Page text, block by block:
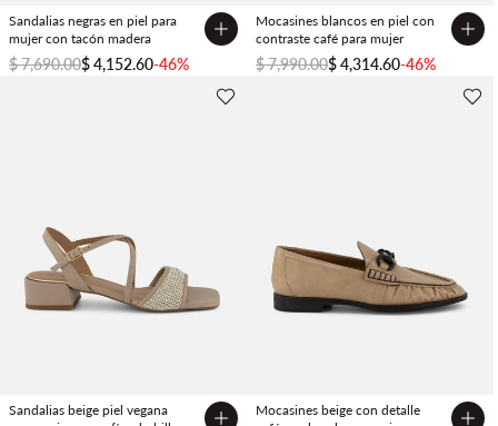
Sandalias negras en piel para
mujer con tacón madera
$ 7,690.00$ 4,152.60-46%
Mocasines blancos en piel con
contraste café para mujer
$ 7,990.00$ 4,314.60-46%
Sandalias beige piel vegana
Mocasines beige con detalle